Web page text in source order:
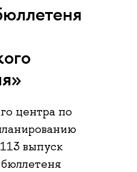
центра по
выпуск